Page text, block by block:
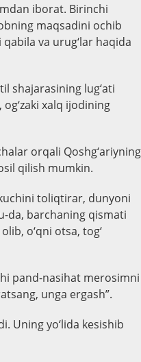
iborat. Birinchi
maqsadini ochib
va urug‘lar haqida
shajarasining lug‘ati
xalq ijodining
orqali Qoshg‘ariyning
qilish mumkin.
toliqtirar, dunyoni
da, barchaning qismati
o‘qni otsa, tog‘
pand-nasihat merosimni
unga ergash”.
Uning yo‘lida kesishib